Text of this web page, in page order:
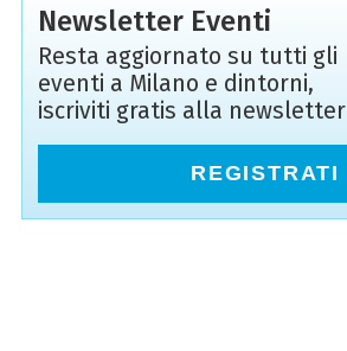
Newsletter Eventi
Resta aggiornato su tutti gli
eventi a Milano e dintorni,
iscriviti gratis alla newsletter
REGISTRATI